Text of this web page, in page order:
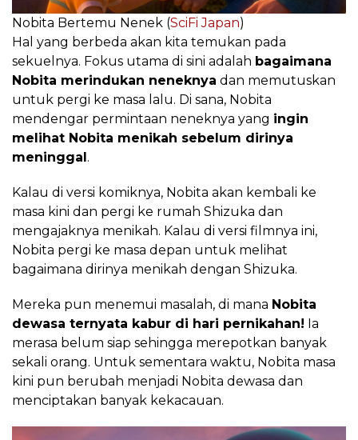
Nobita Bertemu Nenek (SciFi Japan)
Hal yang berbeda akan kita temukan pada
sekuelnya. Fokus utama di sini adalah bagaimana
Nobita merindukan neneknya dan memutuskan
untuk pergi ke masa lalu. Di sana, Nobita
mendengar permintaan neneknya yang ingin
melihat Nobita menikah sebelum dirinya
meninggal.
Kalau di versi komiknya, Nobita akan kembali ke
masa kini dan pergi ke rumah Shizuka dan
mengajaknya menikah. Kalau di versi filmnya ini,
Nobita pergi ke masa depan untuk melihat
bagaimana dirinya menikah dengan Shizuka.
Mereka pun menemui masalah, di mana Nobita
dewasa ternyata kabur di hari pernikahan! Ia
merasa belum siap sehingga merepotkan banyak
sekali orang. Untuk sementara waktu, Nobita masa
kini pun berubah menjadi Nobita dewasa dan
menciptakan banyak kekacauan.